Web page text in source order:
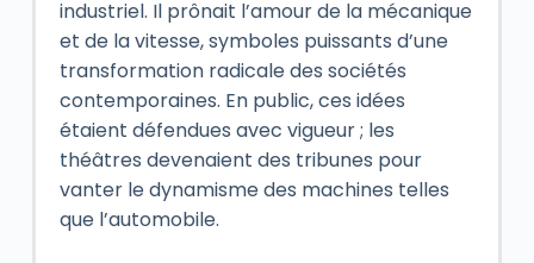
industriel. Il prônait l’amour de la mécanique
et de la vitesse, symboles puissants d’une
transformation radicale des sociétés
contemporaines. En public, ces idées
étaient défendues avec vigueur ; les
théâtres devenaient des tribunes pour
vanter le dynamisme des machines telles
que l’automobile.